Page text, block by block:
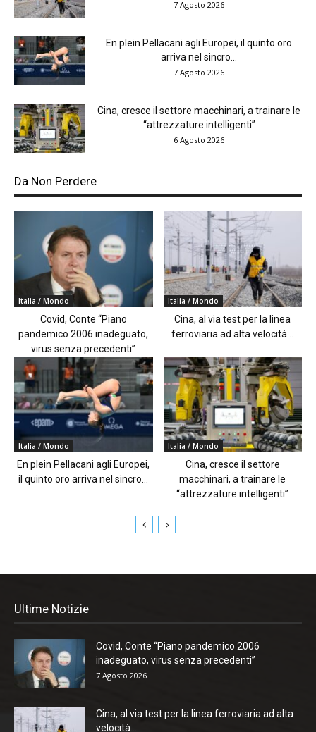
7 Agosto 2026
En plein Pellacani agli Europei, il quinto oro
arriva nel sincro...
7 Agosto 2026
Cina, cresce il settore macchinari, a trainare le
“attrezzature intelligenti”
6 Agosto 2026
Da Non Perdere
Italia / Mondo
Covid, Conte “Piano
pandemico 2006 inadeguato,
virus senza precedenti”
Italia / Mondo
Cina, al via test per la linea
ferroviaria ad alta velocità...
Italia / Mondo
En plein Pellacani agli Europei,
il quinto oro arriva nel sincro...
Italia / Mondo
Cina, cresce il settore
macchinari, a trainare le
“attrezzature intelligenti”
Ultime Notizie
Covid, Conte “Piano pandemico 2006
inadeguato, virus senza precedenti”
7 Agosto 2026
Cina, al via test per la linea ferroviaria ad alta
velocità...